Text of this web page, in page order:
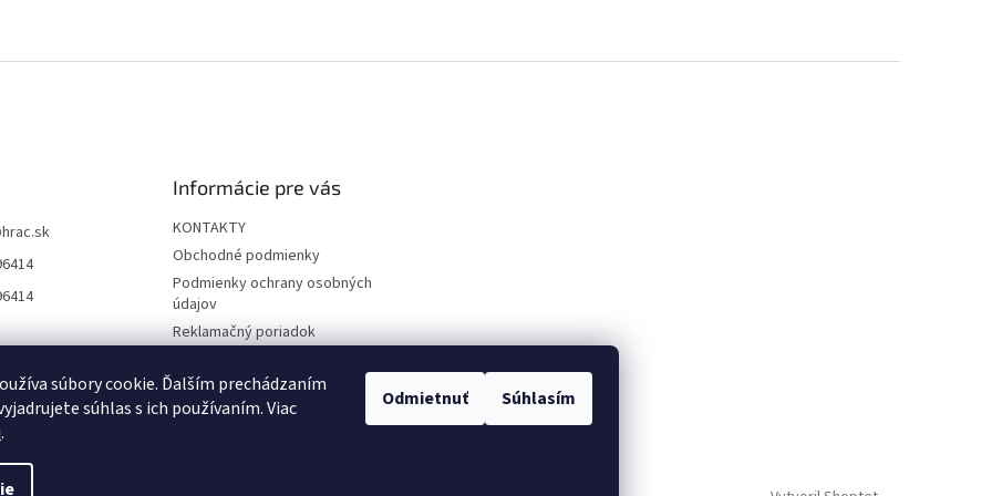
súbory cookie. Ďalším prechádzaním
súhlas s ich používaním. Viac
.
Odmietnuť Súhlasím
hrac.sk
Informácie pre vás
KONTAKTY
Obchodné podmienky
Podmienky ochrany osobných
údajov
Reklamačný poriadok
zmluvy
Reklamačný formulár